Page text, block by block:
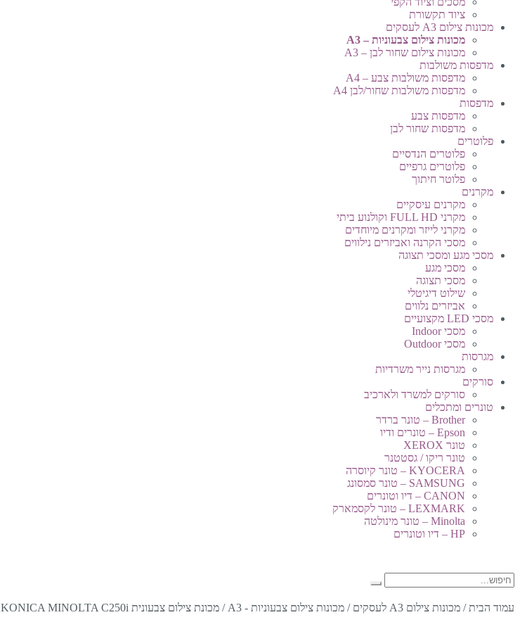
ציוד תקשורת
מכונות צילום A3 לעסקים
מכונות צילום צבעוניות – A3
מכונות צילום שחור לבן – A3
מדפסות משולבות
מדפסות משולבות צבע – A4
מדפסות משולבות שחור/לבן A4
מדפסות
מדפסות צבע
מדפסות שחור לבן
פלוטרים
פלוטרים הנדסיים
פלוטרים גרפיים
פלוטר חיתוך
מקרנים
מקרנים עיסקיים
מקרני FULL HD וקולנוע ביתי
מקרני לייזר ומקרנים מיוחדים
מסכי הקרנה ואביזרים נילווים
מסכי מגע ומסכי תצוגה
מסכי מגע
מסכי תצוגה
שילוט דיגיטלי
אביזרים נלווים
מסכי LED מקצועיים
מסכי Indoor
מסכי Outdoor
מגרסות
מגרסות נייר משרדיות
סורקים
סורקים למשרד ולארכיב
טונרים ומתכלים
Brother – טונר ברדר
Epson – טונרים ודיו
טונר XEROX
טונר ריקו / גסטטנר
KYOCERA – טונר קיוסרה
SAMSUNG – טונר סמסונג
CANON – דיו וטונרים
LEXMARK – טונר לקסמארק
Minolta – טונר מינולטה
HP – דיו וטונרים
עמוד הבית / מכונות צילום A3 לעסקים / מכונות צילום צבעוניות - A3 / מכונת צילום צבעונית KONICA MINOLTA C250i